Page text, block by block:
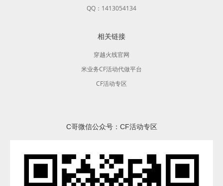
QQ：1413054134
相关链接
穿越火线官网
米业务CF活动代做平台
CF活动专区
C哥微信公众号：CF活动专区